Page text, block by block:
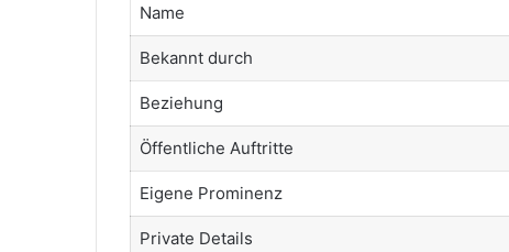
Name
Bekannt durch
Beziehung
Öffentliche Auftritte
Eigene Prominenz
Private Details